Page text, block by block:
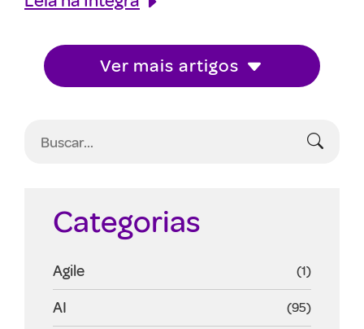
Ver mais artigos
Categorias
Agile (1)
AI (95)